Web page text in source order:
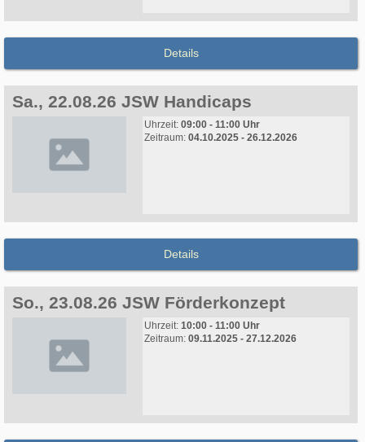
Details
Sa., 22.08.26 JSW Handicaps
Uhrzeit: 09:00 - 11:00 Uhr
Zeitraum: 04.10.2025 - 26.12.2026
Details
So., 23.08.26 JSW Förderkonzept
Uhrzeit: 10:00 - 11:00 Uhr
Zeitraum: 09.11.2025 - 27.12.2026